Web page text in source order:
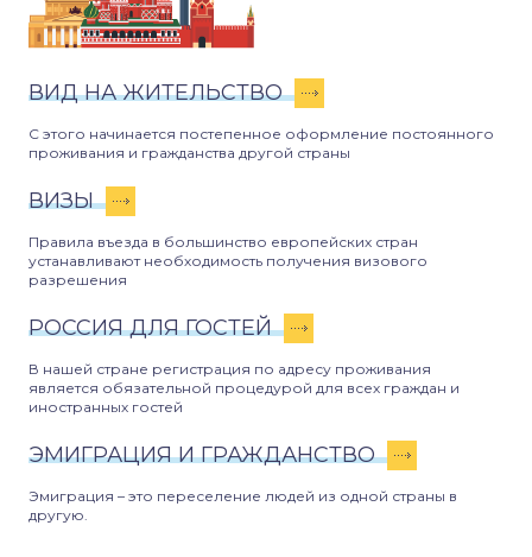
ВИД НА ЖИТЕЛЬСТВО
С этого начинается постепенное оформление постоянного
проживания и гражданства другой страны
ВИЗЫ
Правила въезда в большинство европейских стран
устанавливают необходимость получения визового
разрешения
РОССИЯ ДЛЯ ГОСТЕЙ
В нашей стране регистрация по адресу проживания
является обязательной процедурой для всех граждан и
иностранных гостей
ЭМИГРАЦИЯ И ГРАЖДАНСТВО
Эмиграция – это переселение людей из одной страны в
другую.